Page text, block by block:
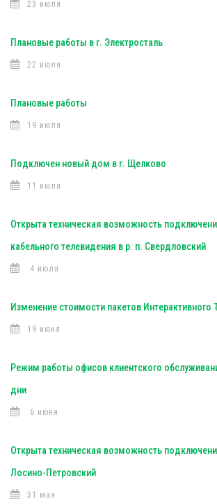
23 июля
Плановые работы в г. Электросталь
22 июля
Плановые работы
19 июля
Подключен новый дом в г. Щелково
11 июля
Открыта техническая возможность
кабельного телевидения в р. п. Свердловский
4 июля
Изменение стоимости пакетов Интерактивного
19 июня
Режим работы офисов клиентского
дни
6 июня
Открыта техническая возможность
Лосино-Петровский
31 мая